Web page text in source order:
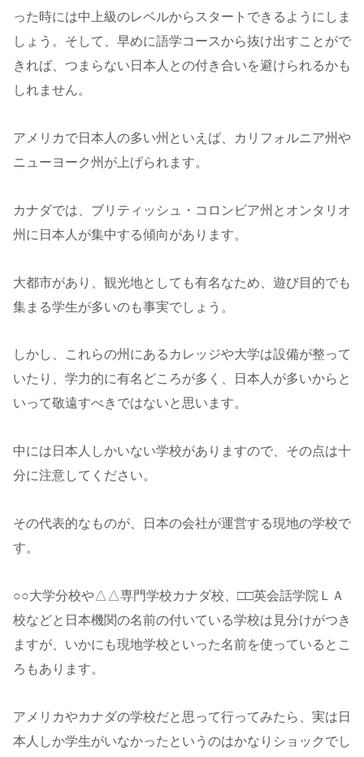
った時には中上級のレベルからスタートできるようにしま
しょう。そして、早めに語学コースから抜け出すことがで
きれば、つまらない日本人との付き合いを避けられるかも
しれません。
アメリカで日本人の多い州といえば、カリフォルニア州や
ニューヨーク州が上げられます。
カナダでは、ブリティッシュ・コロンビア州とオンタリオ
州に日本人が集中する傾向があります。
大都市があり、観光地としても有名なため、遊び目的でも
集まる学生が多いのも事実でしょう。
しかし、これらの州にあるカレッジや大学は設備が整って
いたり、学力的に有名どころが多く、日本人が多いからと
いって敬遠すべきではないと思います。
中には日本人しかいない学校がありますので、その点は十
分に注意してください。
その代表的なものが、日本の会社が運営する現地の学校で
す。
○○大学分校や△△専門学校カナダ校、□□英会話学院ＬＡ
校などと日本機関の名前の付いている学校は見分けがつき
ますが、いかにも現地学校といった名前を使っているとこ
ろもあります。
アメリカやカナダの学校だと思って行ってみたら、実は日
本人しか学生がいなかったというのはかなりショックでし